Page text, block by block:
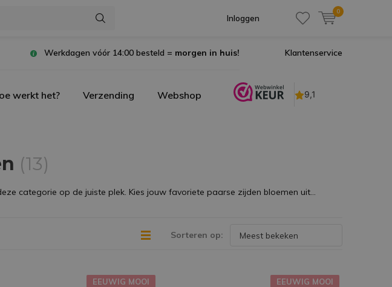
Inloggen
0
Werkdagen vóór 14:00 besteld = morgen in huis! Klantenservice
werkt het? Verzending Webshop
(13)
categorie op de juiste plek. Kies jouw favoriete paarse zijden bloemen uit...
Sorteren op:
EEUWIG MOOI
EEUWIG MOOI